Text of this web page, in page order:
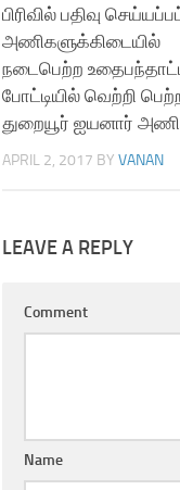
பிரிவில் பதிவு
அணிகளுக்கிடையில்
நடைபெற்ற
போட்டியில் வெற்றி
துறையூர் ஐயனார்
APRIL 2, 2017 BY VANAN
LEAVE A REPLY
Comment
Name